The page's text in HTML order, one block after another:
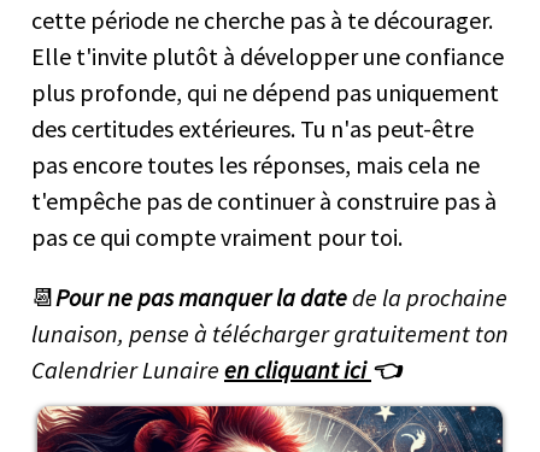
cette période ne cherche pas à te décourager.
Elle t'invite plutôt à développer une confiance
plus profonde, qui ne dépend pas uniquement
des certitudes extérieures. Tu n'as peut-être
pas encore toutes les réponses, mais cela ne
t'empêche pas de continuer à construire pas à
pas ce qui compte vraiment pour toi.
📆Pour ne pas manquer la datede la prochaine
lunaison, pense à télécharger gratuitement ton
Calendrier Lunaire en cliquant ici 👈